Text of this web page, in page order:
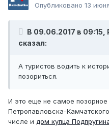
Опубликовано 13
В 09.06.2017 в
сказал:
А туристов водить к
позориться.
И это еще не самое
Петропавловска-
числе и дом купца